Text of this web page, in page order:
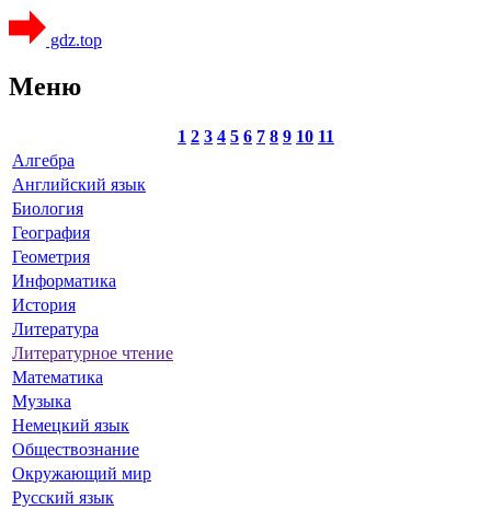
gdz.top
Меню
1 2 3 4 5 6 7 8 9 10 11
Алгебра
Английский язык
Биология
География
Геометрия
Информатика
История
Литература
Литературное чтение
Математика
Музыка
Немецкий язык
Обществознание
Окружающий мир
Русский язык